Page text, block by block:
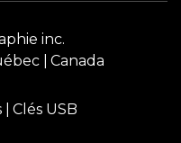
inc.
Canada
Clés USB